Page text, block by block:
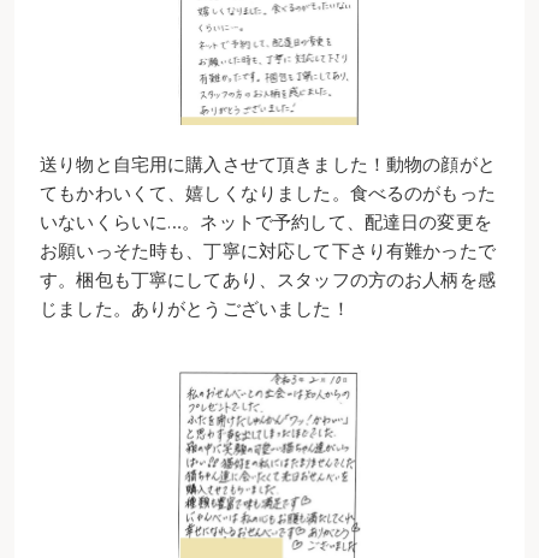
送り物と自宅用に購入させて頂きました！動物の顔がと
てもかわいくて、嬉しくなりました。食べるのがもった
いないくらいに…。ネットで予約して、配達日の変更を
お願いっそた時も、丁寧に対応して下さり有難かったで
す。梱包も丁寧にしてあり、スタッフの方のお人柄を感
じました。ありがとうございました！